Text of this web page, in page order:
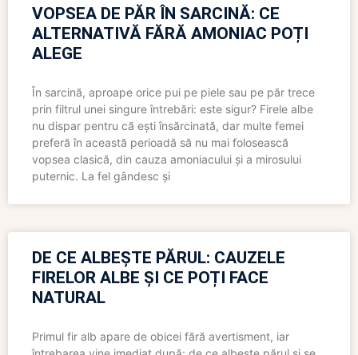
VOPSEA DE PĂR ÎN SARCINĂ: CE
ALTERNATIVĂ FĂRĂ AMONIAC POȚI
ALEGE
În sarcină, aproape orice pui pe piele sau pe păr trece
prin filtrul unei singure întrebări: este sigur? Firele albe
nu dispar pentru că ești însărcinată, dar multe femei
preferă în această perioadă să nu mai folosească
vopsea clasică, din cauza amoniacului și a mirosului
puternic. La fel gândesc și
DE CE ALBEȘTE PĂRUL: CAUZELE
FIRELOR ALBE ȘI CE POȚI FACE
NATURAL
Primul fir alb apare de obicei fără avertisment, iar